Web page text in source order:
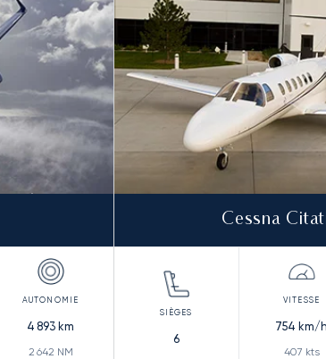
4 893 km
2 642 NM
Cessna
6
754 km/h
407 kts